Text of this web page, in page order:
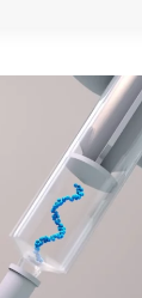
ПЪРЖЕНИТЕ
КАРТОФИ
НА
–
КАКВА
Е